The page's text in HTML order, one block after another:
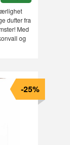
dufter fra
Med
og
-25%